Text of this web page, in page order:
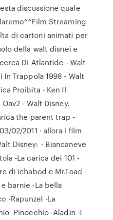
discussione quale
Streaming
di cartoni animati per
della walt disnei e
Di Atlantide - Walt
Trappola 1998 - Walt
Proibita - Ken Il
- Walt Disney.
the parent trap -
02/2011 · allora i film
Disney: - Biancaneve
-La carica dei 101 -
di ichabod e Mr.Toad -
barnie -La bella
-Rapunzel -La
-Pinocchio -Aladin -I